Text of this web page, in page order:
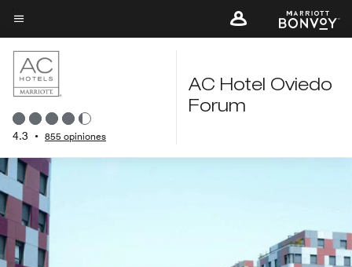
Skip
to
main
content
Texto del menú
4.3 • 855 opiniones
AC Hotel Oviedo
Forum